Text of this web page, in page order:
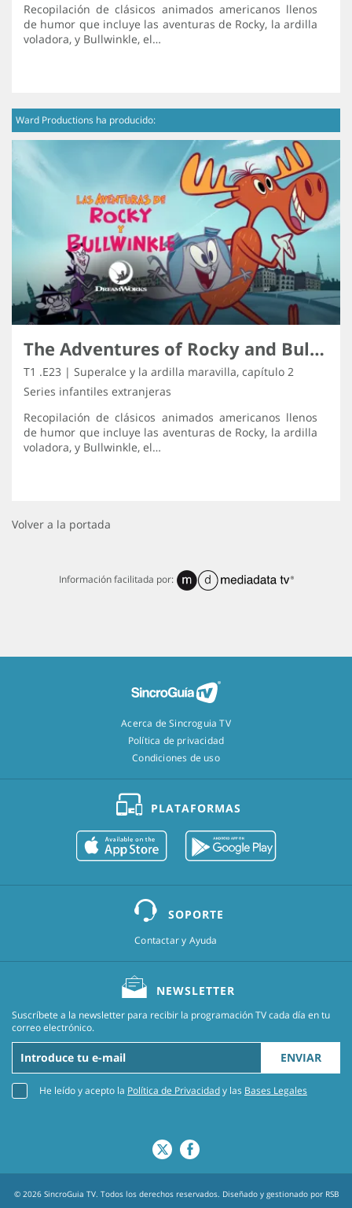
Recopilación de clásicos animados americanos llenos
de humor que incluye las aventuras de Rocky, la ardilla
voladora, y Bullwinkle, el…
Ward Productions ha producido:
The Adventures of Rocky and Bullwinkle
T1 .E23 | Superalce y la ardilla maravilla, capítulo 2
Series infantiles extranjeras
Recopilación de clásicos animados americanos llenos
de humor que incluye las aventuras de Rocky, la ardilla
voladora, y Bullwinkle, el…
Volver a la portada
Información facilitada por:
Acerca de Sincroguia TV
Política de privacidad
Condiciones de uso
PLATAFORMAS
SOPORTE
Contactar y Ayuda
NEWSLETTER
Suscríbete a la newsletter para recibir la programación TV cada día en tu
correo electrónico.
ENVIAR
He leído y acepto la Política de Privacidady las Bases Legales
© 2026 SincroGuia TV. Todos los derechos reservados. Diseñado y gestionado por RSB